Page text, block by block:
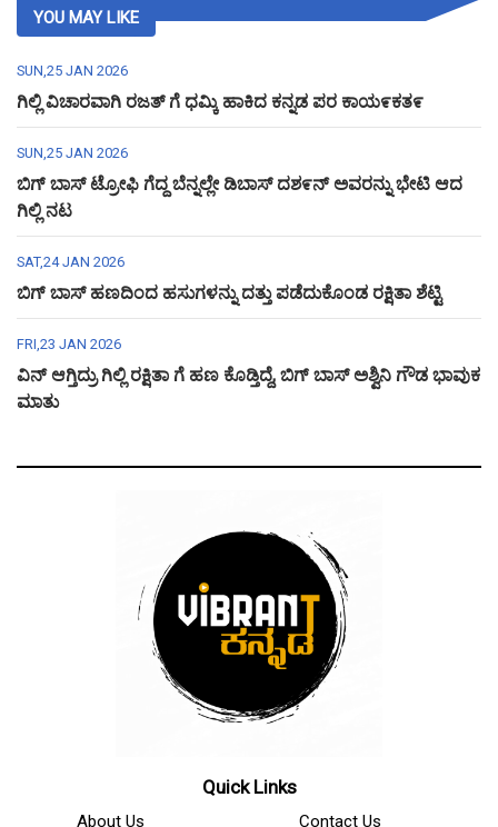
YOU MAY LIKE
SUN,25 JAN 2026
ಗಿಲ್ಲಿ ವಿಚಾರವಾಗಿ ರಜತ್ ಗೆ ಧಮ್ಕಿ ಹಾಕಿದ ಕನ್ನಡ ಪರ ಕಾಯ೯ಕತ೯
SUN,25 JAN 2026
ಬಿಗ್ ಬಾಸ್ ಟ್ರೋಫಿ ಗೆದ್ದ ಬೆನ್ನಲ್ಲೇ ಡಿಬಾಸ್ ದಶ೯ನ್ ಅವರನ್ನು ಭೇಟಿ ಆದ
ಗಿಲ್ಲಿ ನಟ
SAT,24 JAN 2026
ಬಿಗ್ ಬಾಸ್ ಹಣದಿಂದ ಹಸುಗಳನ್ನು ದತ್ತು ಪಡೆದುಕೊಂಡ ರಕ್ಷಿತಾ ಶೆಟ್ಟಿ
FRI,23 JAN 2026
ವಿನ್ ಆಗ್ತಿದ್ರು ಗಿಲ್ಲಿ ರಕ್ಷಿತಾ ಗೆ ಹಣ ಕೊಡ್ತಿದ್ದೆ, ಬಿಗ್ ಬಾಸ್ ಅಶ್ವಿನಿ ಗೌಡ ಭಾವುಕ
ಮಾತು
Quick Links
About Us Contact Us